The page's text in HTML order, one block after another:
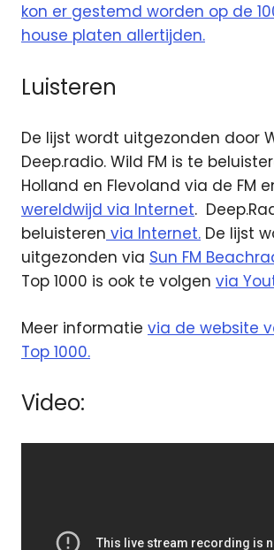
kon er gestemd worden op de
house platen allertijden.
Luisteren
De lijst wordt uitgezonden door
Deep.radio. Wild FM is te
Holland en Flevoland via de FM
wereldwijd via Internet.
beluisteren via Internet. De lijst
uitgezonden via Sun FM
Top 1000 is ook te volgen via
Meer informatie via de website
Top 1000.
Video: